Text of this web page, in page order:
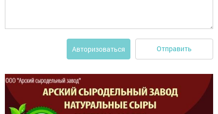
Авторизоваться Отправить